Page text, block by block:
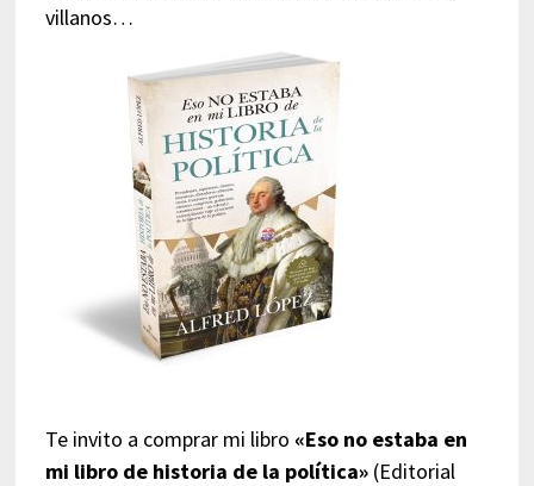
villanos…
Te invito a comprar mi libro «Eso no estaba en
mi libro de historia de la política»(Editorial